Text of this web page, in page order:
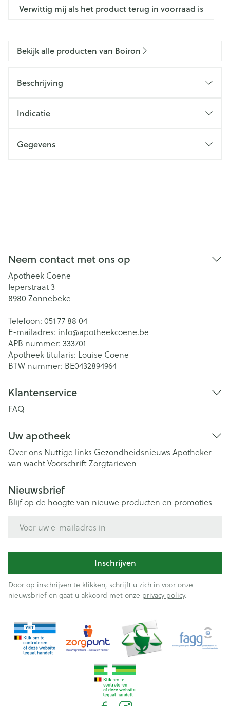
Verwittig mij als het product terug in voorraad is
Bekijk alle producten van Boiron
Beschrijving
Indicatie
Gegevens
Neem contact met ons op
Apotheek Coene
Ieperstraat 3
8980 Zonnebeke
Telefoon: 051 77 88 04
E-mailadres: info@apotheekcoene.be
APB nummer: 333701
Apotheek titularis: Louise Coene
BTW nummer: BE0432894964
Klantenservice
FAQ
Uw apotheek
Over ons Nuttige links Gezondheidsnieuws Apotheker
van wachtVoorschriftZorgtarieven
Nieuwsbrief
Blijf op de hoogte van nieuwe producten en promoties
Inschrijven
Door op inschrijven te klikken, schrijft u zich in voor onze
nieuwsbrief en gaat u akkoord met onze privacy policy.